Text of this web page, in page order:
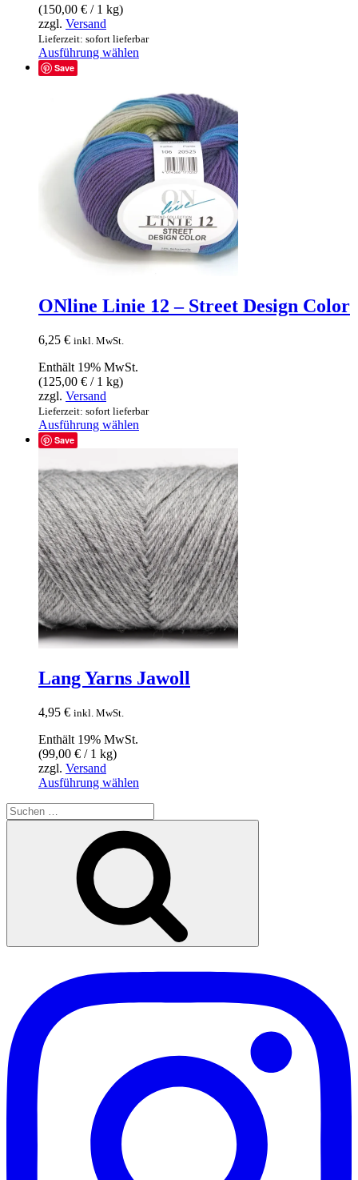
(150,00 € / 1 kg)
zzgl. Versand
Lieferzeit: sofort lieferbar
Ausführung wählen
mehrere
Varianten
auf.
Die
Optionen
können
auf
Produktseite
gewählt
werden
Save
ONline Linie 12 – Street Design Color
6,25 € inkl. MwSt.
Enthält 19% MwSt.
(125,00 € / 1 kg)
zzgl. Versand
Lieferzeit: sofort lieferbar
Ausführung wählen
mehrere
Varianten
auf.
Die
Optionen
können
auf
der
Produktseite
gewählt
werden
Save
Lang Yarns Jawoll
4,95 € inkl. MwSt.
Enthält 19% MwSt.
(99,00 € / 1 kg)
zzgl. Versand
Ausführung wählen
mehrere
Varianten
auf.
Die
Optionen
können
der
Produktseite
werden
Suche
nach: